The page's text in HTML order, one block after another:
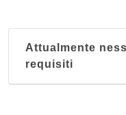
Attualmente
requisiti